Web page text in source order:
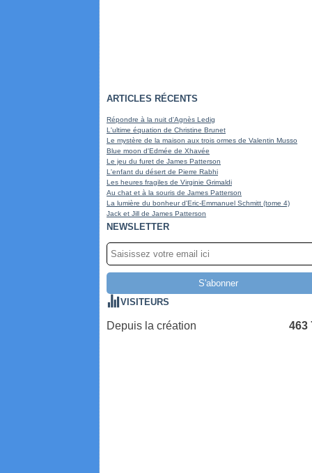
ARTICLES RÉCENTS
Répondre à la nuit d'Agnès Ledig
L'ultime équation de Christine Brunet
Le mystère de la maison aux trois ormes de Valentin Musso
Blue moon d'Edmée de Xhavée
Le jeu du furet de James Patterson
L'enfant du désert de Pierre Rabhi
Les heures fragiles de Virginie Grimaldi
Au chat et à la souris de James Patterson
La lumière du bonheur d'Eric-Emmanuel Schmitt (tome 4)
Jack et Jill de James Patterson
NEWSLETTER
VISITEURS
Depuis la création 463